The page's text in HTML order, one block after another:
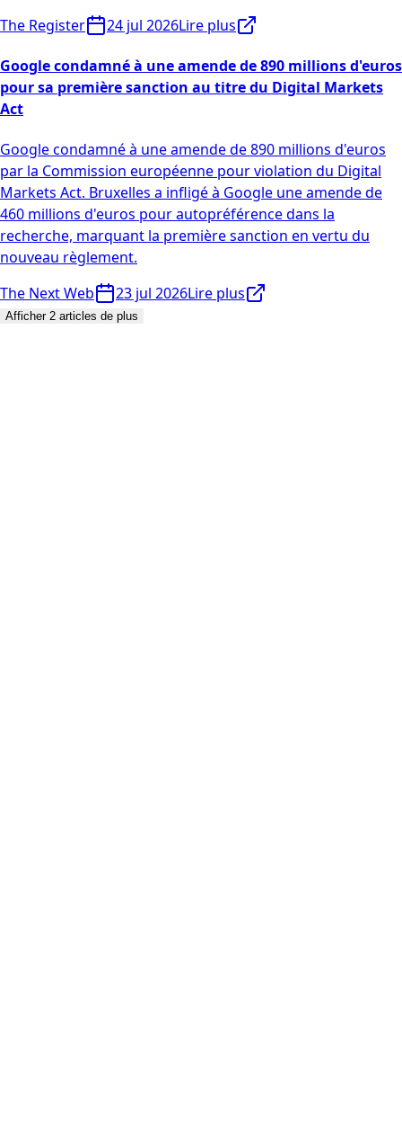
The Register
24 jul 2026Lire plus
Google condamné à une amende de 890 millions d'euros
pour sa première sanction au titre du Digital Markets
Act
Google condamné à une amende de 890 millions d'euros
par la Commission européenne pour violation du Digital
Markets Act. Bruxelles a infligé à Google une amende de
460 millions d'euros pour autopréférence dans la
recherche, marquant la première sanction en vertu du
nouveau règlement.
The Next Web
23 jul 2026Lire plus
Afficher 2 articles de plus